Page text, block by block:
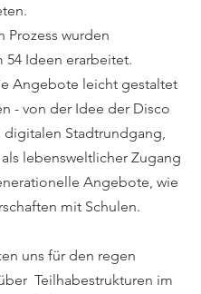
Prozess wurden
54 Ideen erarbeitet.
Angebote leicht gestaltet
- von der Idee der Disco
digitalen Stadtrundgang,
lebensweltlicher Zugang
Angebote, wie
mit Schulen.
uns für den regen
Teilhabestrukturen im